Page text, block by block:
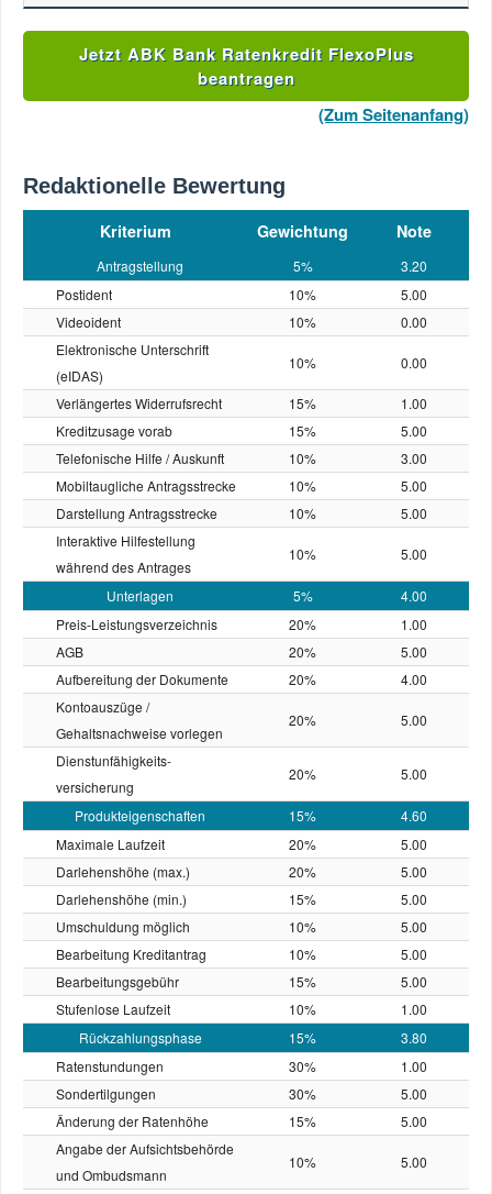
Jetzt ABK Bank Ratenkredit FlexoPlus
beantragen
(Zum Seitenanfang)
Redaktionelle Bewertung
Kriterium Gewichtung Note
Antragstellung 5%
3.20
Postident
10%
5.00
Videoident
10%
0.00
Elektronische Unterschrift
(eIDAS)
10% 0.00
Verlängertes Widerrufsrecht 15%
1.00
Kreditzusage vorab
15%
5.00
Telefonische Hilfe / Auskunft
10%
3.00
Mobiltaugliche Antragsstrecke
10%
5.00
Darstellung Antragsstrecke
10%
5.00
Interaktive Hilfestellung
während des Antrages
10% 5.00
Unterlagen 5%
4.00
Preis-Leistungs­verzeichnis
20%
1.00
AGB
20%
5.00
Aufbereitung der Dokumente
20%
4.00
Kontoauszüge /
Gehaltsnachweise vorlegen
20% 5.00
Dienstunfähigkeits­
versicherung
20% 5.00
Produkteigenschaften 15%
4.60
Maximale Laufzeit
20%
5.00
Darlehenshöhe (max.)
20%
5.00
Darlehenshöhe (min.)
15%
5.00
Umschuldung möglich
10%
5.00
Bearbeitung Kreditantrag
10%
5.00
Bearbeitungsgebühr
15%
5.00
Stufenlose Laufzeit
10%
1.00
Rückzahlungsphase
15%
3.80
Ratenstundungen
30%
1.00
Sondertilgungen
30%
5.00
Änderung der Ratenhöhe
15%
5.00
Angabe der Aufsichtsbehörde
und Ombudsmann
10% 5.00